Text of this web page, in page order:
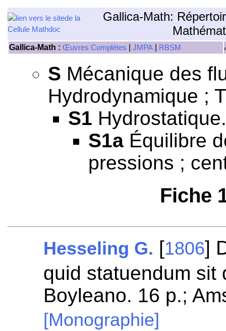
Gallica-Math:
Gallica-Math : Œuvres Complètes JMPA RBSM
S Mécanique des
Hydrodynamique ;
S1 Hydrostatique.
S1a Équilibre
pressions ;
Fiche
Hesseling G. [1806]
quid statuendum sit
Boyleano. 16 p.;
[Monographie]